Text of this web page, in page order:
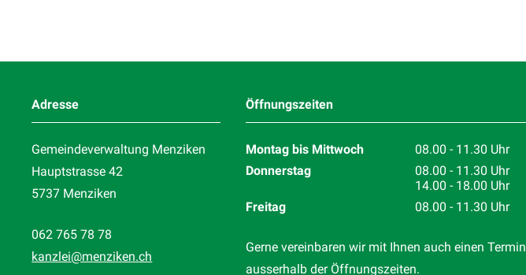
Adresse
Gemeindeverwaltung Menziken
Hauptstrasse 42
5737 Menziken
062 765 78 78
kanzlei@menziken.ch
Öffnungszeiten
Montag bis Mittwoch
08.00 - 11.30 Uhr
Donnerstag
08.00 - 11.30 Uhr
14.00 - 18.00 Uhr
Freitag
08.00 - 11.30 Uhr
Gerne vereinbaren wir mit Ihnen auch einen Termin
ausserhalb der Öffnungszeiten.